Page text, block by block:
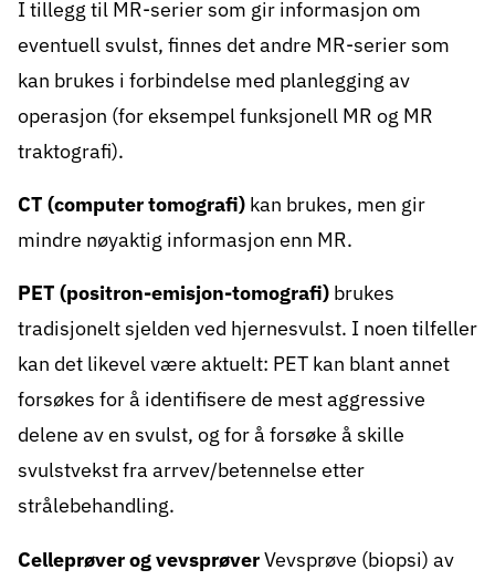
I tillegg til MR-serier som gir informasjon om
eventuell svulst, finnes det andre MR-serier som
kan brukes i forbindelse med planlegging av
operasjon (for eksempel funksjonell MR og MR
traktografi).
CT (computer tomografi) kan brukes, men gir
mindre nøyaktig informasjon enn MR.
PET (positron-emisjon-tomografi) brukes
tradisjonelt sjelden ved hjernesvulst. I noen tilfeller
kan det likevel være aktuelt: PET kan blant annet
forsøkes for å identifisere de mest aggressive
delene av en svulst, og for å forsøke å skille
svulstvekst fra arrvev/betennelse etter
strålebehandling.
CelleprøverogvevsprøverVevsprøve (biopsi) av